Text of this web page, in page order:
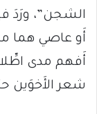
الشجن”، ورَدَ
أَو عاصي هما
أَفهم مدى
شعر الأَخوَين